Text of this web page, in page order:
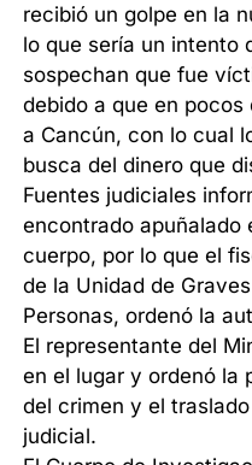
recibió un golpe en la
lo que sería un intento
sospechan que fue
debido a que en
a Cancún, con lo cual
busca del dinero que
Fuentes judiciales
encontrado apuñalado
cuerpo, por lo que el
de la Unidad de
Personas, ordenó la
El representante del
en el lugar y ordenó la
del crimen y el
judicial.